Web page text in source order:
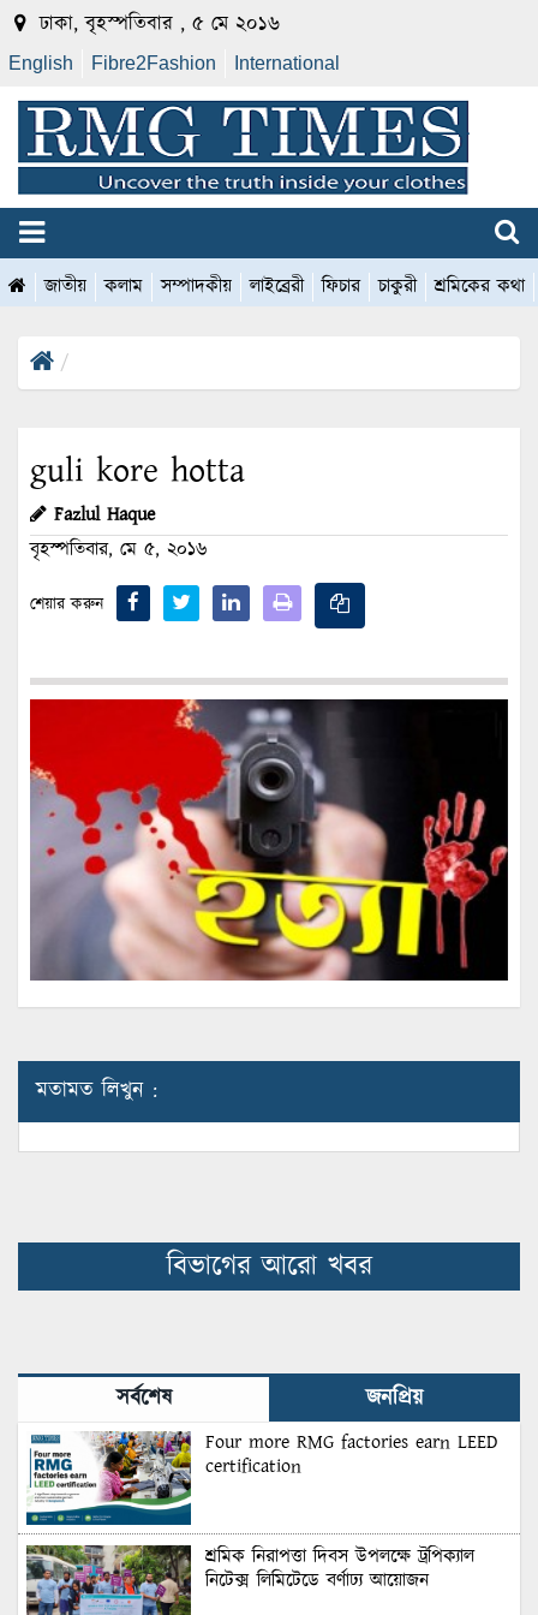
ঢাকা, বৃহস্পতিবার , ৫ মে ২০১৬
English Fibre2Fashion International
জাতীয় কলাম সম্পাদকীয় লাইব্রেরী ফিচার চাকুরী শ্রমিকের কথা
guli kore hotta
Fazlul Haque
বৃহস্পতিবার, মে ৫, ২০১৬
শেয়ার করুন
মতামত লিখুন :
বিভাগের আরো খবর
সর্বশেষ জনপ্রিয়
Four more RMG factories earn LEED
certification
শ্রমিক নিরাপত্তা দিবস উপলক্ষে ট্রপিক্যাল
নিটেক্স লিমিটেডে বর্ণাঢ্য আয়োজন